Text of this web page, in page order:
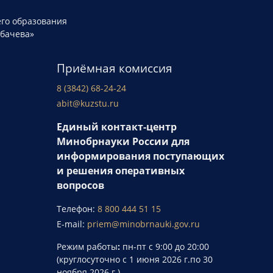
образования
Приёмная комиссия
8 (3842) 68-24-24
abit@kuzstu.ru
Единый контакт-центр
Минобрнауки России для
информирования поступающих
и решения оперативных
вопросов
Телефон:8 800 444 51 15
E-mail: priem@minobrnauki.gov.ru
Режим работы: пн-пт с 9:00 до 20:00
(круглосуточно с 1 июня 2026 г.по 30